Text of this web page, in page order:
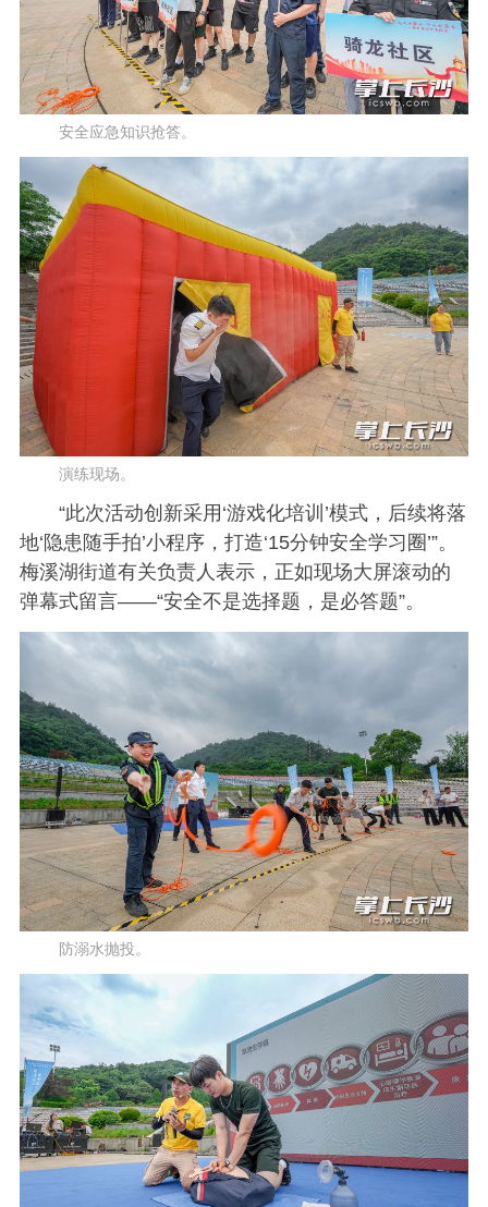
安全应急知识抢答。
演练现场。
“此次活动创新采用‘游戏化培训’模式，后续将落
地‘隐患随手拍’小程序，打造‘15分钟安全学习圈’”。
梅溪湖街道有关负责人表示，正如现场大屏滚动的
弹幕式留言——“安全不是选择题，是必答题”。
防溺水抛投。